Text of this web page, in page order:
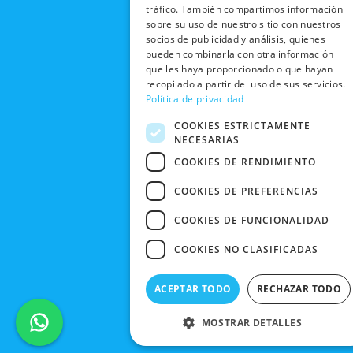
m
CON
NOSOTROS
NUESTRAS
TIENDAS
BLACK
CONTACTO
EN TIENDA
DEVOLUCIONES
Y CAMBIOS
CANCELAR
PEDIDO
PRIVACIDAD
CONDICIONES
DE COMPRA
tráfico. También compartimos información
sobre su uso de nuestro sitio con nuestros
socios de publicidad y análisis, quienes
pueden combinarla con otra información
que les haya proporcionado o que hayan
recopilado a partir del uso de sus servicios.
Política de privacidad
COOKIES ESTRICTAMENTE
NECESARIAS
COOKIES DE RENDIMIENTO
COOKIES DE PREFERENCIAS
COOKIES DE FUNCIONALIDAD
COOKIES NO CLASIFICADAS
ACEPTAR TODO RECHAZAR TODO
MOSTRAR DETALLES